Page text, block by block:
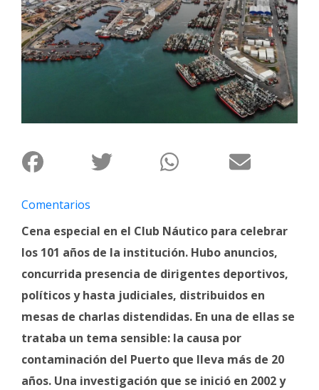
Deportes
Arte
y
Fotos
de
Clasificados
Fúnebres
Comentarios
Cena especial en el Club Náutico para celebrar
los 101 años de la institución. Hubo anuncios,
concurrida presencia de dirigentes deportivos,
políticos y hasta judiciales, distribuidos en
mesas de charlas distendidas. En una de ellas se
trataba un tema sensible: la causa por
contaminación del Puerto que lleva más de 20
años. Una investigación que se inició en 2002 y